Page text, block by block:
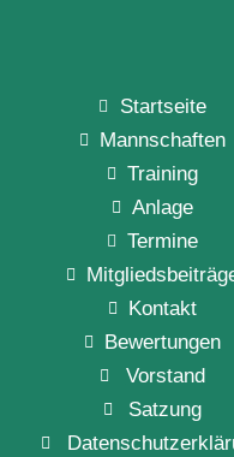
Startseite
Mannschaften
Training
Anlage
Termine
Kontakt
Bewertungen
Vorstand
Satzung